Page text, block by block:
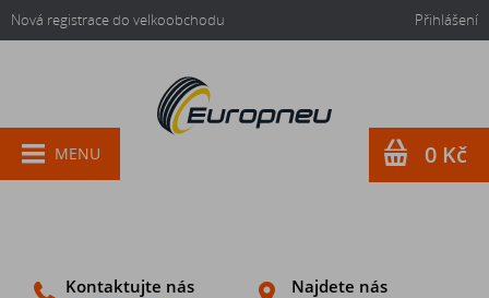
Nová registrace do velkoobchodu Přihlášení
Kontaktujte nás Najdete nás
MENU 0 Kč